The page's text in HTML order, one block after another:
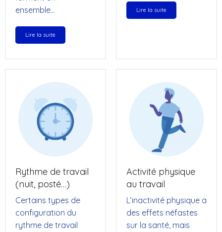
ensemble…
Lire la suite
Lire la suite
Rythme de travail
(nuit, posté…)
Certains types de
configuration du
rythme de travail
Activité physique
au travail
L’inactivité physique a
des effets néfastes
sur la santé, mais